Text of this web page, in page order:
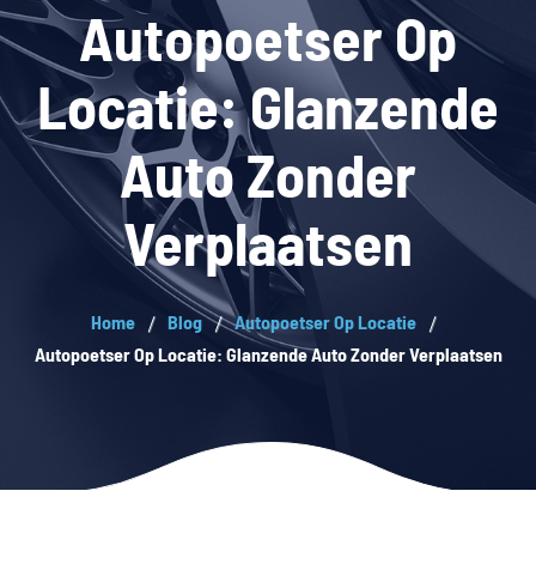
Autopoetser Op
Locatie: Glanzende
Auto Zonder
Verplaatsen
Home Blog
Autopoetser Op Locatie
Autopoetser Op Locatie: Glanzende Auto Zonder Verplaatsen